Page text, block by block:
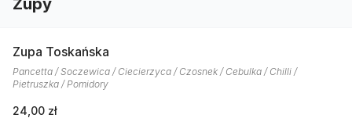
Zupy
Zupa Toskańska
Pancetta / Soczewica / Ciecierzyca / Czosnek / Cebulka / Chilli /
Pietruszka / Pomidory
24,00 zł